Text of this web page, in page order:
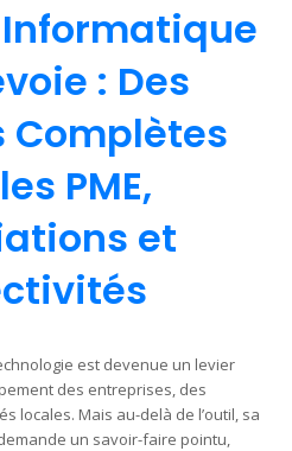
: Des
Complètes
PME,
et
est devenue un levier
des entreprises, des
locales. Mais au-delà de l’outil, sa
un savoir-faire pointu,